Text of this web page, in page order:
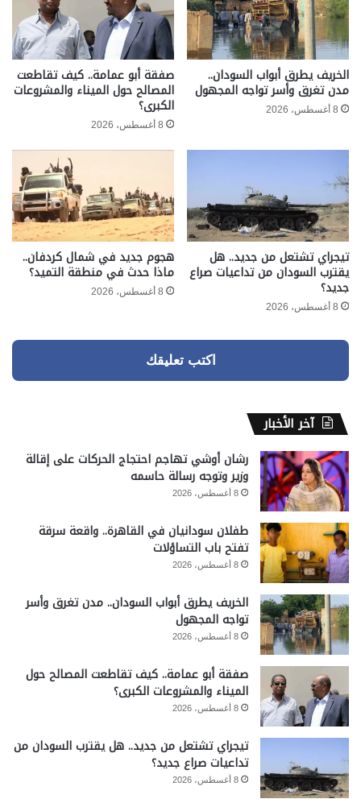
الخريف يطرق أبواب السودان..
مدن تغرق وأسر تواجه المجهول
8 أغسطس، 2026
صفقة أبو عمامة.. كيف تقاطعت
المصالح حول الميناء والمشروعات
الكبرى؟
8 أغسطس، 2026
تيجراي تشتعل من جديد.. هل
يقترب السودان من تداعيات صراع
جديد؟
8 أغسطس، 2026
هجوم جديد في شمال كردفان..
ماذا حدث في منطقة التميد؟
8 أغسطس، 2026
اكتب تعليقك
آخر الأخبار
رشان أوشي تهاجم احتجاج الحركات على إقالة
وزير وتوجه رسالة حاسمه
8 أغسطس، 2026
طفلان سودانيان في القاهرة.. واقعة سرقة
تفتح باب التساؤلات
8 أغسطس، 2026
الخريف يطرق أبواب السودان.. مدن تغرق وأسر
تواجه المجهول
8 أغسطس، 2026
صفقة أبو عمامة.. كيف تقاطعت المصالح حول
الميناء والمشروعات الكبرى؟
8 أغسطس، 2026
تيجراي تشتعل من جديد.. هل يقترب السودان من
تداعيات صراع جديد؟
8 أغسطس، 2026